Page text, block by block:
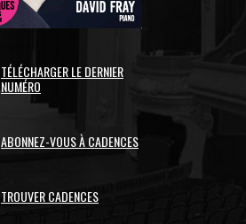
TÉLÉCHARGER LE DERNIER
NUMÉRO
ABONNEZ-VOUS À CADENCES
TROUVER CADENCES